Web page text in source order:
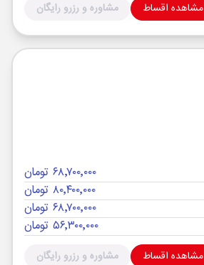
مشاهده اقساط مشاوره و رزرو رایگان
۶۸٬۷۰۰٬۰۰۰ تومان
۸۰٬۴۰۰٬۰۰۰ تومان
۶۸٬۷۰۰٬۰۰۰ تومان
۵۶٬۳۰۰٬۰۰۰ تومان
مشاهده اقساط مشاوره و رزرو رایگان